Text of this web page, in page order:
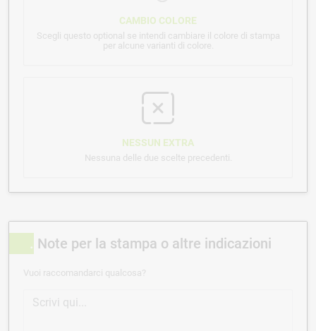
CAMBIO COLORE
Scegli questo optional se intendi cambiare il colore di stampa
per alcune varianti di colore.
NESSUN EXTRA
Nessuna delle due scelte precedenti.
Note per la stampa o altre indicazioni
Vuoi raccomandarci qualcosa?